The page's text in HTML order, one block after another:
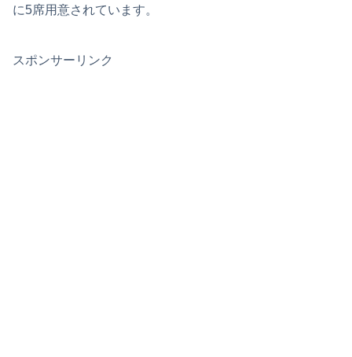
に5席用意されています。
スポンサーリンク